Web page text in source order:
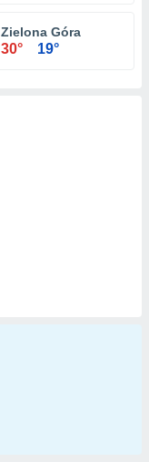
Zielona Góra
30° 19°